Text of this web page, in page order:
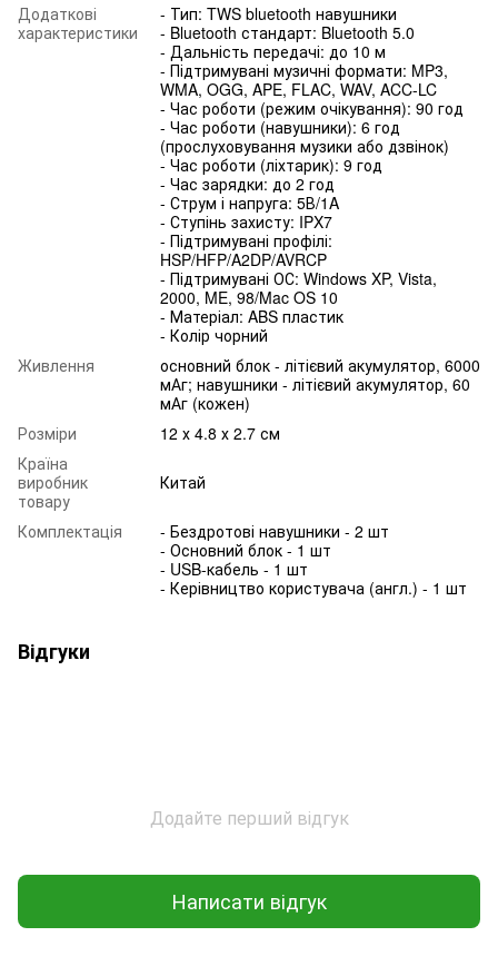
Додаткові
характеристики
- Тип: TWS bluetooth навушники
- Bluetooth стандарт: Bluetooth 5.0
- Дальність передачі: до 10 м
- Підтримувані музичні формати: MP3,
WMA, OGG, APE, FLAC, WAV, ACC-LC
- Час роботи (режим очікування): 90 год
- Час роботи (навушники): 6 год
(прослуховування музики або дзвінок)
- Час роботи (ліхтарик): 9 год
- Час зарядки: до 2 год
- Струм і напруга: 5В/1A
- Ступінь захисту: IPX7
- Підтримувані профілі:
HSP/HFP/A2DP/AVRCP
- Підтримувані ОС: Windows XP, Vista,
2000, ME, 98/Mac OS 10
- Матеріал: ABS пластик
- Колір чорний
Живлення
основний блок - літієвий акумулятор, 6000
мАг; навушники - літієвий акумулятор, 60
мАг (кожен)
Розміри
12 х 4.8 х 2.7 см
Країна
виробник
товару
Китай
Комплектація
- Бездротові навушники - 2 шт
- Основний блок - 1 шт
- USB-кабель - 1 шт
- Керівництво користувача (англ.) - 1 шт
Відгуки
Додайте перший відгук
Написати відгук